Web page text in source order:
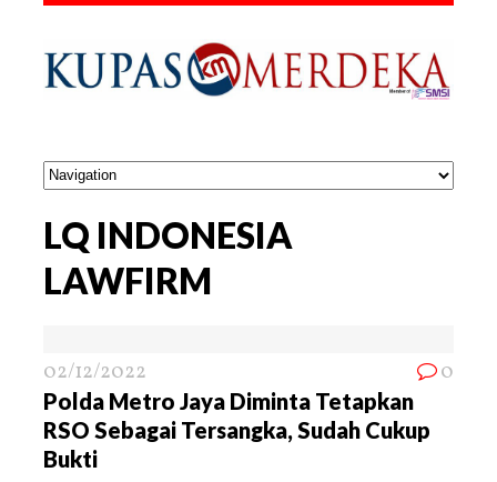
LQ INDONESIA
LAWFIRM
02/12/2022 0
Polda Metro Jaya Diminta Tetapkan
RSO Sebagai Tersangka, Sudah Cukup
Bukti